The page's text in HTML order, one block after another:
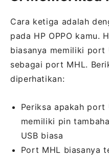
Cara ketiga adalah
pada HP OPPO kamu.
biasanya memiliki port
sebagai port MHL.
diperhatikan:
Periksa apakah port
memiliki pin
USB biasa
Port MHL biasanya